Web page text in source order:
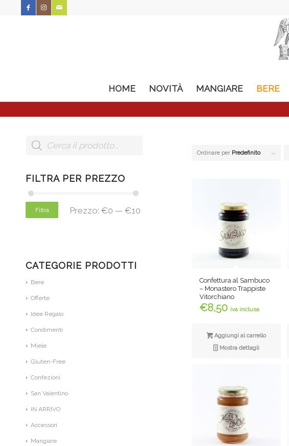
HOME NOVITÀ MANGIARE BERE
Ordinare per Predefinito
Confettura al Sambuco
– Monastero Trappiste
Vitorchiano
€8,50 iva inclusa
Aggiungi al carrello
Mostra dettagli
FILTRA PER PREZZO
Filtra Prezzo: €0 — €10
CATEGORIE PRODOTTI
Bere
Offerte
Idee Regalo
Condimenti
Miele
Gluten-Free
Confezioni
San Valentino
IN ARRIVO
Accessori
Mangiare